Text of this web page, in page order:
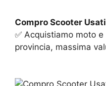
Compro Scooter
✅ Acquistiamo moto
provincia, massima